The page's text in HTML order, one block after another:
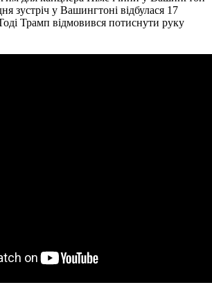
зустріч у Вашингтоні відбулася 17
Трамп відмовився потиснути руку